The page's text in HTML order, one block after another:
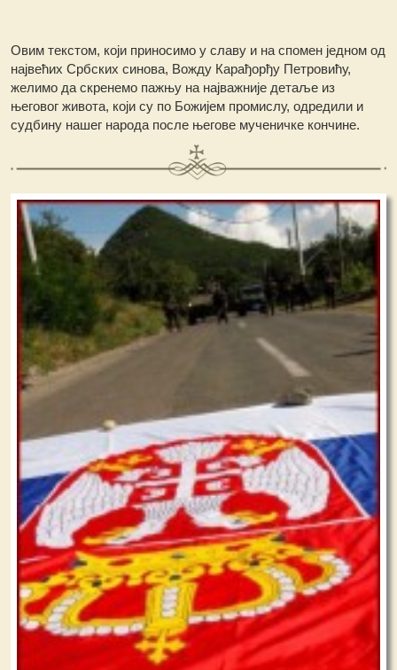
Овим текстом, који приносимо у славу и на спомен једном од
највећих Србских синова, Вожду Карађорђу Петровићу,
желимо да скренемо пажњу на најважније детаље из
његовог живота, који су по Божијем промислу, одредили и
судбину нашег народа после његове мученичке кончине.